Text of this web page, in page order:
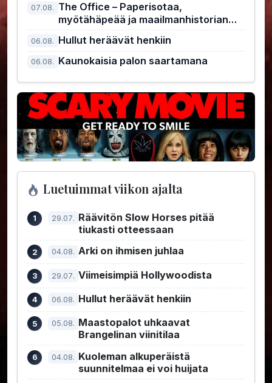
07.08. The Office – Paperisotaa,
myötähäpeää ja maailmanhistorian
kiusallisin pomo
06.08. Hullut heräävät henkiin
06.08. Kaunokaisia palon saartamana
Luetuimmat viikon ajalta
29.07. Räävitön Slow Horses pitää
tiukasti otteessaan
04.08. Arki on ihmisen juhlaa
29.07. Viimeisimpiä Hollywoodista
06.08. Hullut heräävät henkiin
05.08. Maastopalot uhkaavat
Brangelinan viinitilaa
04.08. Kuoleman alkuperäistä
suunnitelmaa ei voi huijata